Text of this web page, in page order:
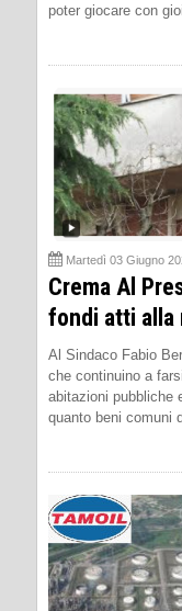
poter giocare con
Martedì 03 Giugno
Crema Al
fondi atti alla
Al Sindaco Fabio
che continuino a
abitazioni pubbliche
quanto beni comuni